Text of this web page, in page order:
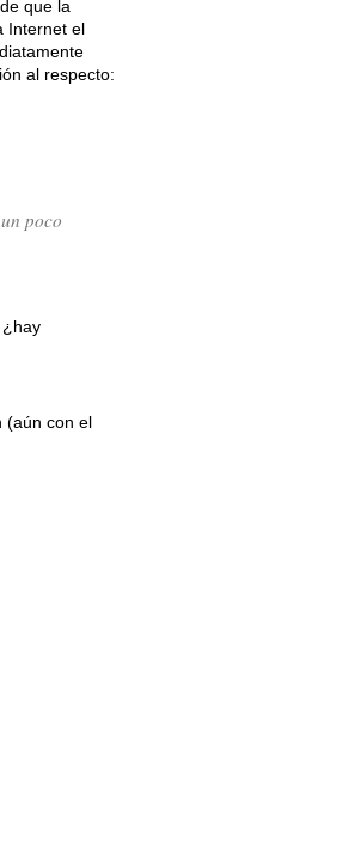
que la
Internet el
al respecto:
poco
¿hay
(aún con el